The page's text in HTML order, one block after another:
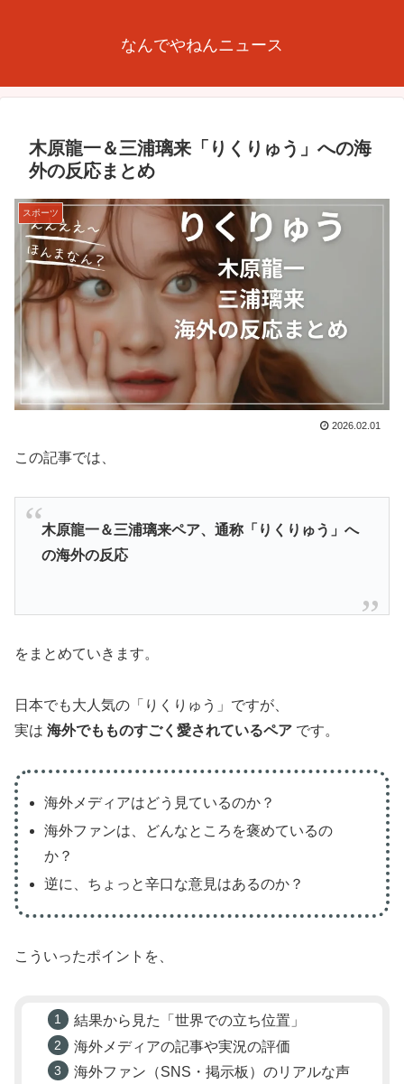
なんでやねんニュース
木原龍一＆三浦璃来「りくりゅう」への海
外の反応まとめ
スポーツ
2026.02.01
この記事では、
木原龍一＆三浦璃来ペア、通称「りくりゅう」へ
の海外の反応
をまとめていきます。
日本でも大人気の「りくりゅう」ですが、
実は 海外でもものすごく愛されているペア です。
海外メディアはどう見ているのか？
海外ファンは、どんなところを褒めているの
か？
逆に、ちょっと辛口な意見はあるのか？
こういったポイントを、
結果から見た「世界での立ち位置」
海外メディアの記事や実況の評価
海外ファン（SNS・掲示板）のリアルな声